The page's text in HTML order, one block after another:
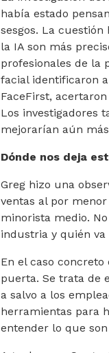
había estado
sesgos. La
la IA son más
profesionales de la
facial identificaron
FaceFirst,
Los investigadores
mejorarían aún
Dónde nos deja
Greg hizo una
ventas al por
minorista medio.
industria y quién
En el caso
puerta. Se trata de
a salvo a los
herramientas para
entender lo que